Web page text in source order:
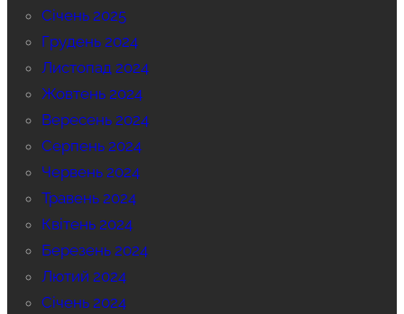
Січень 2025
Грудень 2024
Листопад 2024
Жовтень 2024
Вересень 2024
Серпень 2024
Червень 2024
Травень 2024
Квітень 2024
Березень 2024
Лютий 2024
Січень 2024